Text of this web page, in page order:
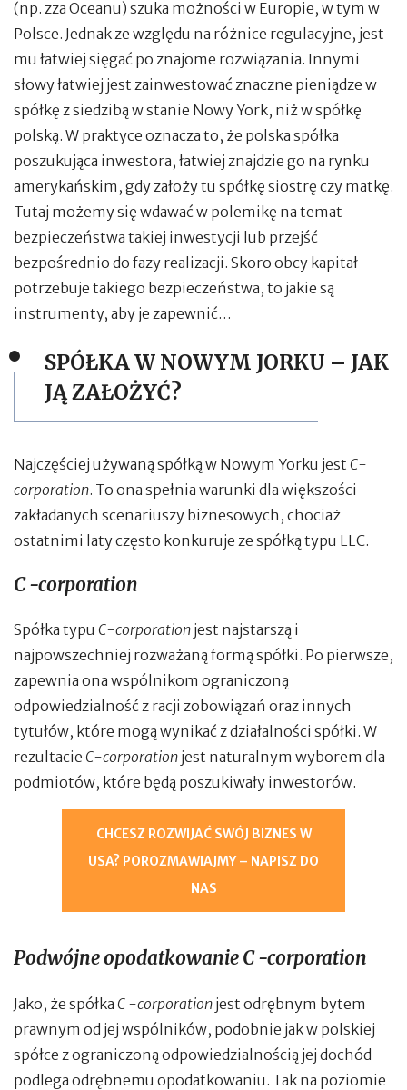
(np. zza Oceanu) szuka możności w Europie, w tym w
Polsce. Jednak ze względu na różnice regulacyjne, jest
mu łatwiej sięgać po znajome rozwiązania. Innymi
słowy łatwiej jest zainwestować znaczne pieniądze w
spółkę z siedzibą w stanie Nowy York, niż w spółkę
polską. W praktyce oznacza to, że polska spółka
poszukująca inwestora, łatwiej znajdzie go na rynku
amerykańskim, gdy założy tu spółkę siostrę czy matkę.
Tutaj możemy się wdawać w polemikę na temat
bezpieczeństwa takiej inwestycji lub przejść
bezpośrednio do fazy realizacji. Skoro obcy kapitał
potrzebuje takiego bezpieczeństwa, to jakie są
instrumenty, aby je zapewnić…
SPÓŁKA W NOWYM JORKU – JAK
JĄ ZAŁOŻYĆ?
Najczęściej używaną spółką w Nowym Yorku jest C-
corporation. To ona spełnia warunki dla większości
zakładanych scenariuszy biznesowych, chociaż
ostatnimi laty często konkuruje ze spółką typu LLC.
C -corporation
Spółka typu C-corporation jest najstarszą i
najpowszechniej rozważaną formą spółki. Po pierwsze,
zapewnia ona wspólnikom ograniczoną
odpowiedzialność z racji zobowiązań oraz innych
tytułów, które mogą wynikać z działalności spółki. W
rezultacie C-corporation jest naturalnym wyborem dla
podmiotów, które będą poszukiwały inwestorów.
CHCESZ ROZWIJAĆ SWÓJ BIZNES W
USA? POROZMAWIAJMY – NAPISZ DO
NAS
Podwójne opodatkowanie C -corporation
Jako, że spółka C -corporation jest odrębnym bytem
prawnym od jej wspólników, podobnie jak w polskiej
spółce z ograniczoną odpowiedzialnością jej dochód
podlega odrębnemu opodatkowaniu. Tak na poziomie